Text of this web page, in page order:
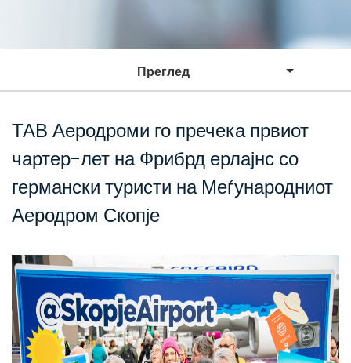
Преглед
ТАВ Аеродроми го пречека првиот
чартер-лет на Фрибрд ерлајнс со
германски туристи на Меѓународниот
Аеродром Скопје